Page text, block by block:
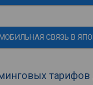
СВЯЗЬ В